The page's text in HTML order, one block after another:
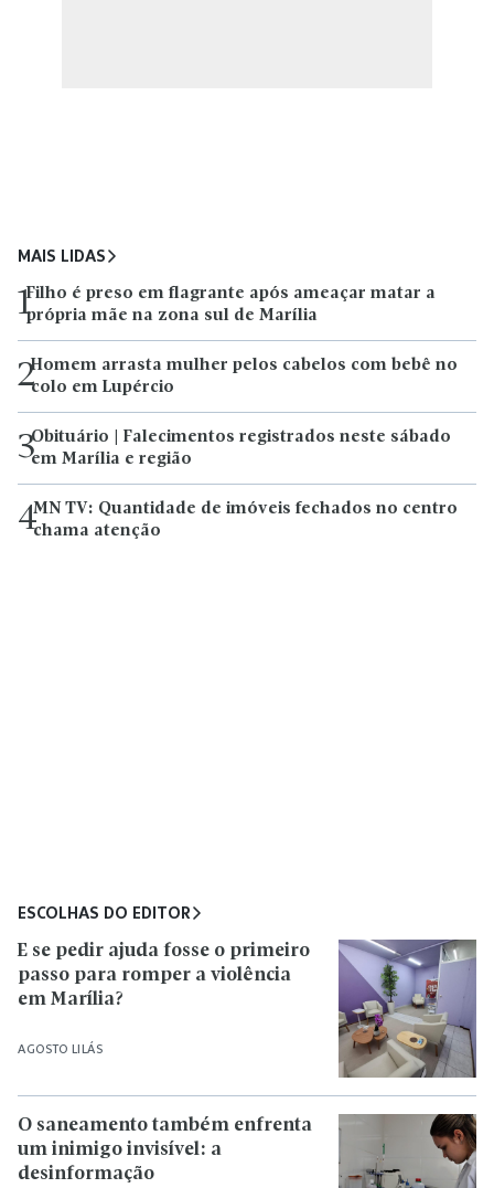
MAIS LIDAS
1Filho é preso em flagrante após ameaçar matar a
própria mãe na zona sul de Marília
2Homem arrasta mulher pelos cabelos com bebê no
colo em Lupércio
3Obituário | Falecimentos registrados neste sábado
em Marília e região
4MN TV: Quantidade de imóveis fechados no centro
chama atenção
ESCOLHAS DO EDITOR
AGOSTO LILÁS
E se pedir ajuda fosse o primeiro
passo para romper a violência
em Marília?
O saneamento também enfrenta
um inimigo invisível: a
desinformação